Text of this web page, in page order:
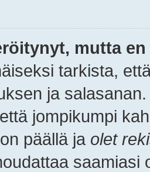
mutta
tarkista,
ja
jompikumpi
päällä ja olet
saamiasi